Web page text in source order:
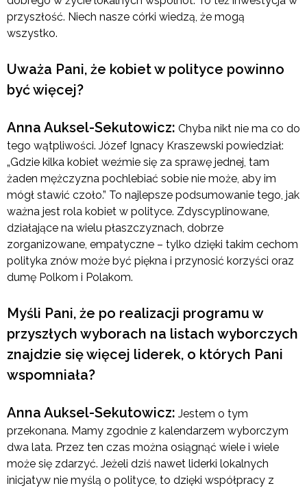
przyszłość. Niech nasze córki wiedzą, że mogą
wszystko.
Uważa Pani, że kobiet w polityce powinno
być więcej?
Anna Auksel-Sekutowicz: Chyba nikt nie ma co do
tego wątpliwości. Józef Ignacy Kraszewski powiedział:
„Gdzie kilka kobiet weźmie się za sprawę jednej, tam
żaden mężczyzna pochlebiać sobie nie może, aby im
mógł stawić czoło.” To najlepsze podsumowanie tego, jak
ważna jest rola kobiet w polityce. Zdyscyplinowane,
działające na wielu płaszczyznach, dobrze
zorganizowane, empatyczne – tylko dzięki takim cechom
polityka znów może być piękna i przynosić korzyści oraz
dumę Polkom i Polakom.
Myśli Pani, że po realizacji programu w
przyszłych wyborach na listach wyborczych
znajdzie się więcej liderek, o których Pani
wspomniała?
Anna Auksel-Sekutowicz: Jestem o tym
przekonana. Mamy zgodnie z kalendarzem wyborczym
dwa lata. Przez ten czas można osiągnąć wiele i wiele
może się zdarzyć. Jeżeli dziś nawet liderki lokalnych
inicjatyw nie myślą o polityce, to dzięki współpracy z